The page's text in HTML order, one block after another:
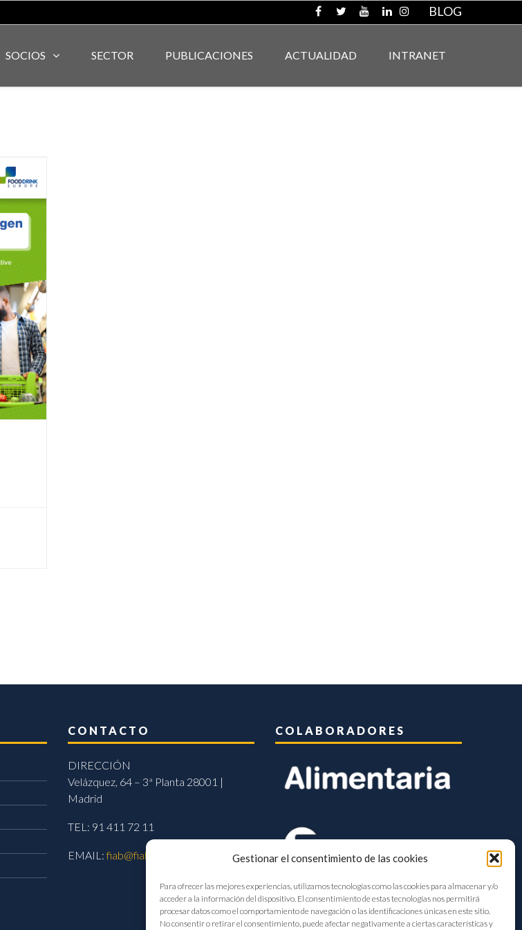
Gestionar el consentimiento de las cookies
Para ofrecer las mejores experiencias, utilizamos tecnologías como las cookies para almacenar y/o
acceder a la información del dispositivo. El consentimiento de estas tecnologías nos permitirá
procesar datos como el comportamiento de navegación o las identificaciones únicas en este sitio.
No consentir o retirar el consentimiento, puede afectar negativamente a ciertas características y
BLOG
SOCIOS SECTOR PUBLICACIONES ACTUALIDAD INTRANET
CONTACTO
DIRECCIÓN
Velázquez, 64 – 3ª Planta 28001 |
Madrid
TEL: 91 411 72 11
EMAIL:fiab@fiab.es
COLABORADORES